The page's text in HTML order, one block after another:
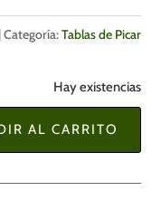
Categoría:Tablas de Picar
Hay existencias
AL CARRITO